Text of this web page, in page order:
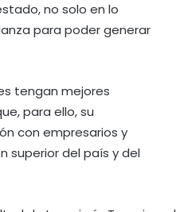
no solo en lo
para poder generar
tengan mejores
para ello, su
con empresarios y
superior del país y del